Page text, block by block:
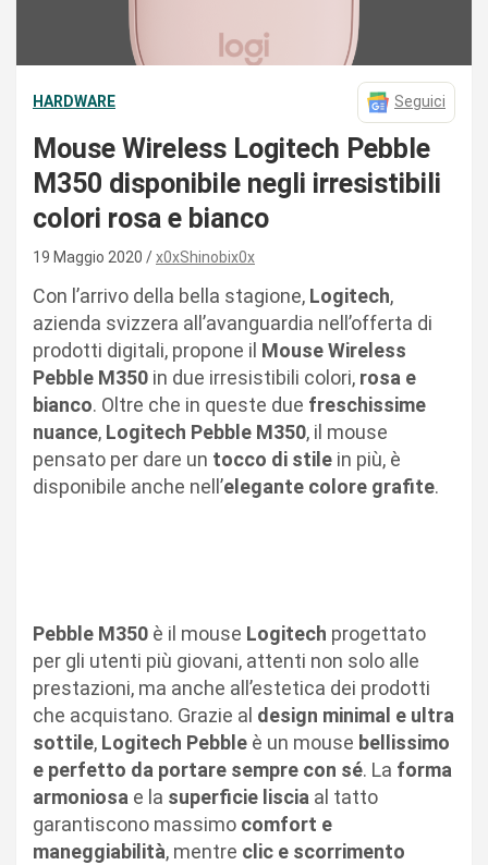
HARDWARE Seguici
Mouse Wireless Logitech Pebble
M350 disponibile negli irresistibili
colori rosa e bianco
19 Maggio 2020 x0xShinobix0x
Con l’arrivo della bella stagione, Logitech,
azienda svizzera all’avanguardia nell’offerta di
prodotti digitali, propone il Mouse Wireless
Pebble M350 in due irresistibili colori, rosa e
bianco. Oltre che in queste due freschissime
nuance, Logitech Pebble M350, il mouse
pensato per dare un tocco di stile in più, è
disponibile anche nell’elegante colore grafite.
Pebble M350 è il mouse Logitech progettato
per gli utenti più giovani, attenti non solo alle
prestazioni, ma anche all’estetica dei prodotti
che acquistano. Grazie al design minimal e ultra
sottile, Logitech Pebble è un mouse bellissimo
e perfetto da portare sempre con sé. La forma
armoniosa e la superficie liscia al tatto
garantiscono massimo comfort e
maneggiabilità, mentre clic e scorrimento